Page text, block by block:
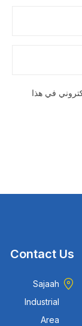
في هذا
Contact Us
Sajaah
Industrial
Area